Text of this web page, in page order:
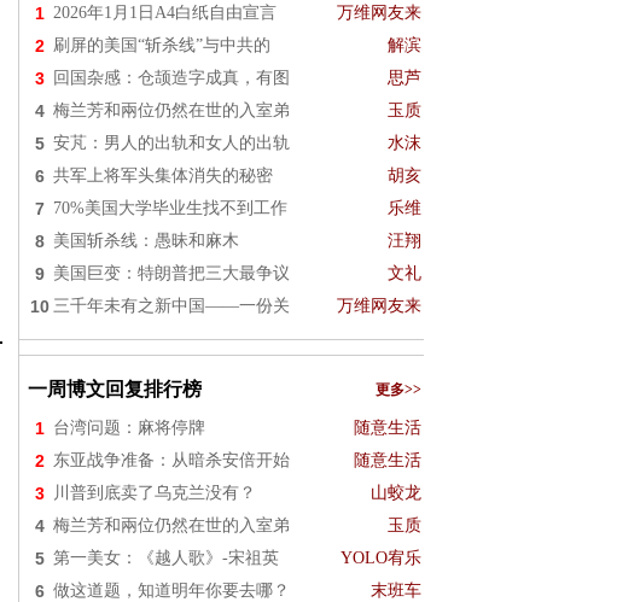
1 2026年1月1日A4白纸自由宣言 万维网友来
2 刷屏的美国“斩杀线”与中共的 解滨
3 回国杂感：仓颉造字成真，有图 思芦
4 梅兰芳和兩位仍然在世的入室弟 玉质
5 安芃：男人的出轨和女人的出轨 水沫
6 共军上将军头集体消失的秘密 胡亥
7 70%美国大学毕业生找不到工作 乐维
8 美国斩杀线：愚昧和麻木 汪翔
9 美国巨变：特朗普把三大最争议 文礼
10 三千年未有之新中国——一份关 万维网友来
一周博文回复排行榜 更多>>
1 台湾问题：麻将停牌 随意生活
2 东亚战争准备：从暗杀安倍开始 随意生活
3 川普到底卖了乌克兰没有？ 山蛟龙
4 梅兰芳和兩位仍然在世的入室弟 玉质
5 第一美女：《越人歌》-宋祖英 YOLO宥乐
6 做这道题，知道明年你要去哪？ 末班车